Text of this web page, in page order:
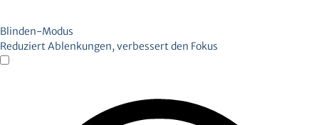
Blinden-Modus
Reduziert Ablenkungen, verbessert den Fokus